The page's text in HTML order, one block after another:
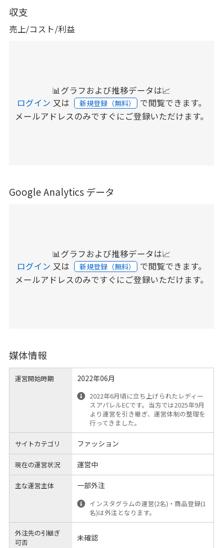
収支
売上/コスト/利益
📊グラフおよび推移データは📈
ログイン 又は 新規登録（無料） で閲覧できます。
メールアドレスのみですぐにご登録いただけます。
Google Analytics データ
📊グラフおよび推移データは📈
ログイン 又は 新規登録（無料） で閲覧できます。
メールアドレスのみですぐにご登録いただけます。
媒体情報
運営開始時期 2022年06月
2022年6月頃に立ち上げられたレディー
スアパレルECです。当方では2025年9月
より運営を引き継ぎ、運営体制の整理を
行ってきました。
サイトカテゴリ ファッション
現在の運営状況 運営中
主な運営主体 一部外注
インスタグラムの運営(2名)・商品登録(1
名)は外注となります。
外注先の引継ぎ
可否
未確認